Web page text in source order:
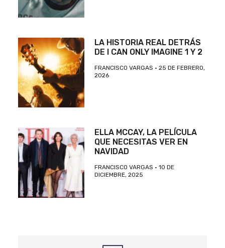
LA HISTORIA REAL DETRÁS
DE I CAN ONLY IMAGINE 1 Y 2
FRANCISCO VARGAS
25 DE FEBRERO,
2026
ELLA MCCAY, LA PELÍCULA
QUE NECESITAS VER EN
NAVIDAD
FRANCISCO VARGAS
10 DE
DICIEMBRE, 2025